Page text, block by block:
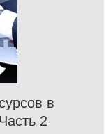
в
2